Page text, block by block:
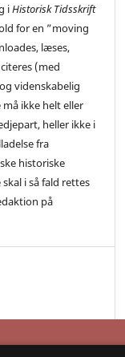
iHistorisk Tidsskrift
for en ”moving
læses,
(med
videnskabelig
ikke helt eller
heller ikke i
fra
historiske
i så fald rettes
på